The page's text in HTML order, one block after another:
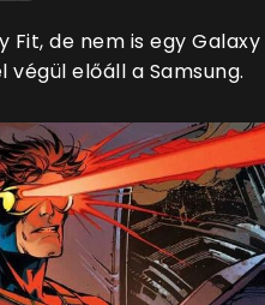
Fit, de nem is egy Galaxy
végül előáll a Samsung.